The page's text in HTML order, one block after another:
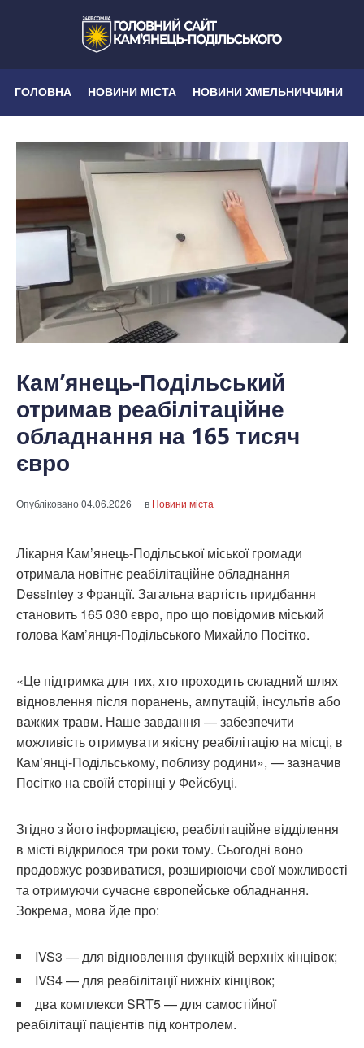
ГОЛОВНА НОВИНИ МІСТА НОВИНИ ХМЕЛЬНИЧЧИНИ
Кам’янець-Подільський
отримав реабілітаційне
обладнання на 165 тисяч
євро
Опубліковано04.06.2026 в Новини міста
Лікарня Кам’янець-Подільської міської громади
отримала новітнє реабілітаційне обладнання
Dessintey з Франції. Загальна вартість придбання
становить 165 030 євро, про що повідомив міський
голова Кам’янця-Подільського Михайло Посітко.
«Це підтримка для тих, хто проходить складний шлях
відновлення після поранень, ампутацій, інсультів або
важких травм. Наше завдання — забезпечити
можливість отримувати якісну реабілітацію на місці, в
Кам’янці-Подільському, поблизу родини», — зазначив
Посітко на своїй сторінці у Фейсбуці.
Згідно з його інформацією, реабілітаційне відділення
в місті відкрилося три роки тому. Сьогодні воно
продовжує розвиватися, розширюючи свої можливості
та отримуючи сучасне європейське обладнання.
Зокрема, мова йде про:
IVS3 — для відновлення функцій верхніх кінцівок;
IVS4 — для реабілітації нижніх кінцівок;
два комплекси SRT5 — для самостійної
реабілітації пацієнтів під контролем.